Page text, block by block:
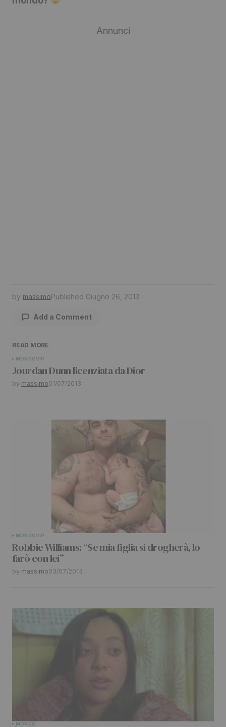
Annunci
by massimoPublished Giugno 26, 2013
Add a Comment
Il tuo indirizzo email non sarà pubblicato.
campi obbligatori sono contrassegnati
Your Name *
Your E-mail*
Submit Comment
READ MORE
MONDOVIP
Jourdan Dunn licenziata da Dior
by massimo01/07/2013
MONDOVIP
Robbie Williams: “Se mia figlia si drogherà, lo
farò con lei”
by massimo03/07/2013
MONDO